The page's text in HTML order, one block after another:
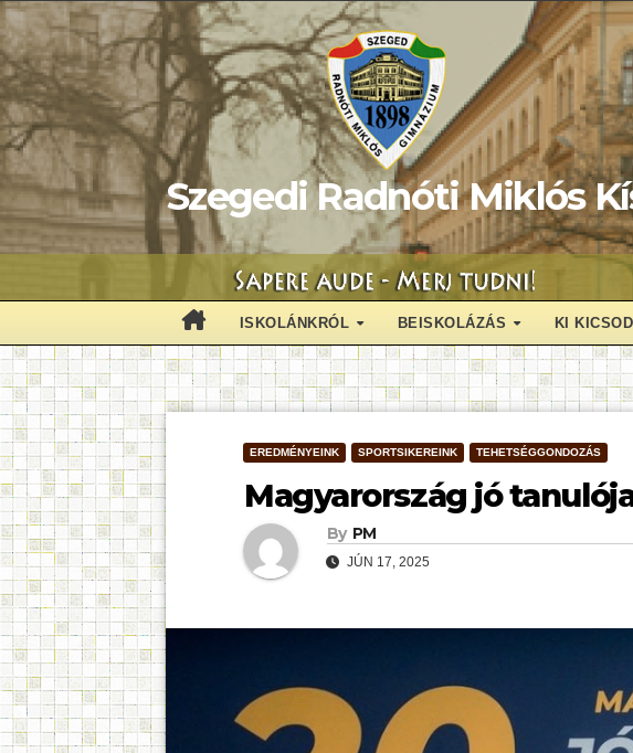
Skip
to
content
Szegedi Radnóti Miklós
ISKOLÁNKRÓL BEISKOLÁZÁS KI
EREDMÉNYEINK SPORTSIKEREINK TEHETSÉGGONDOZÁS
Magyarország jó
By PM
JÚN 17, 2025